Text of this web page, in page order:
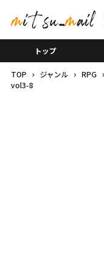
トップ
TOP ジャンル RPG
vol3-8